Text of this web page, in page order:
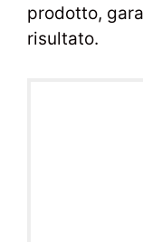
prodotto,
risultato.